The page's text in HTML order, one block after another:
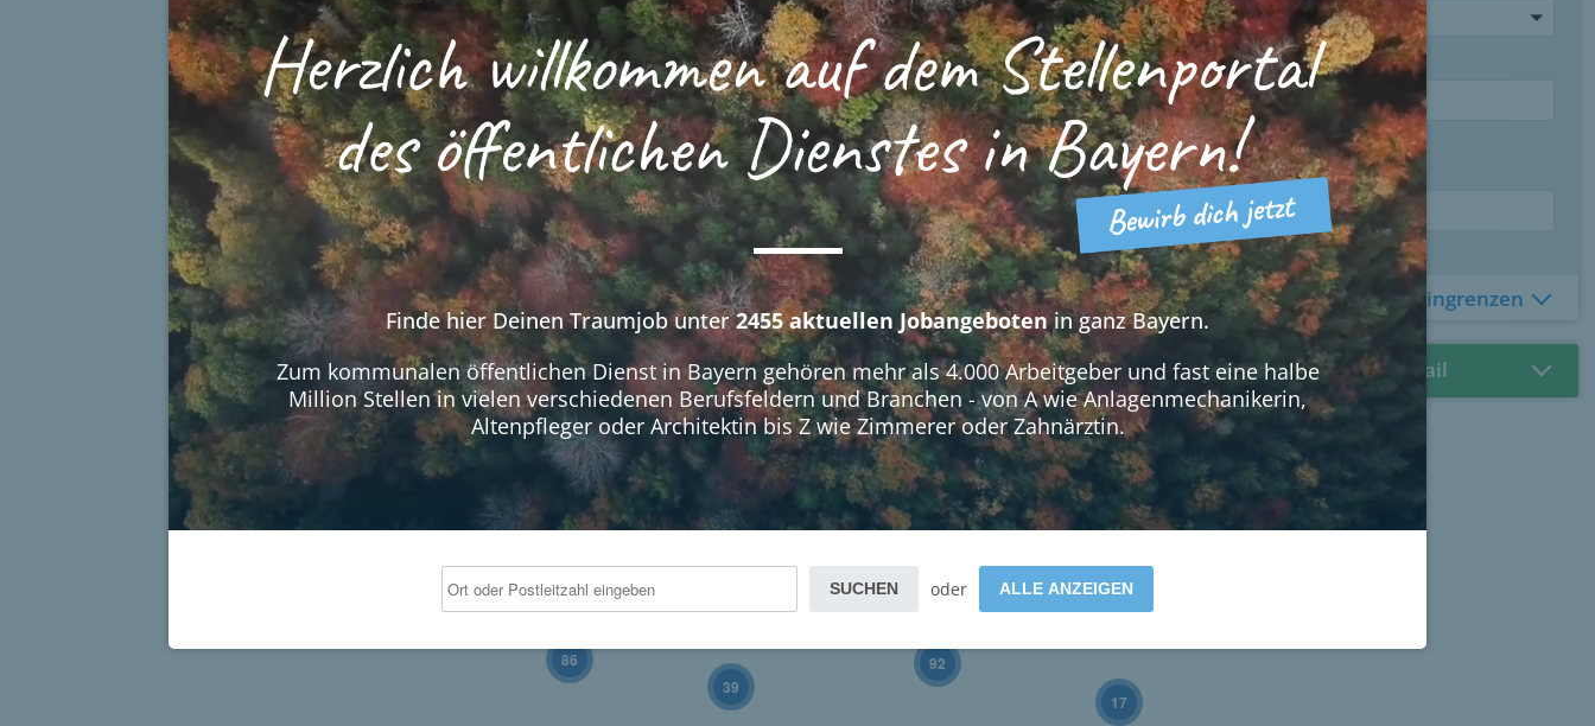
Finde hier Deinen Traumjob unter2455 aktuellen Jobangebotenin ganz Bayern.
Zum kommunalen öffentlichen Dienst in Bayern gehören mehr als 4.000 Arbeitgeber und fast eine halbe
Million Stellen in vielen verschiedenen Berufsfeldern und Branchen - von A wie Anlagenmechanikerin,
Altenpfleger oder Architektin bis Z wie Zimmerer oder Zahnärztin.
SUCHEN oder ALLE ANZEIGEN
54
53
52
169 1
403
27
232 181
17
92
39
86
Bitte wählen
WAS
Stichwort oder Jobtitel
WO
Ort oder Postleitzahl
2455 Stellen weiter eingrenzen
Jobangebote per E-Mail